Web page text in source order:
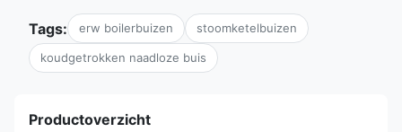
Tags: erw boilerbuizen stoomketelbuizen
koudgetrokken naadloze buis
Productoverzicht